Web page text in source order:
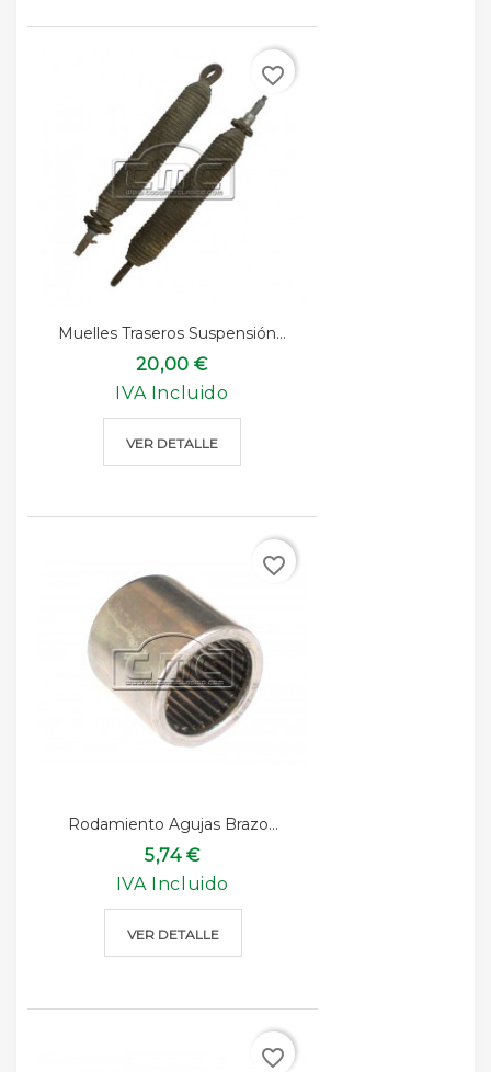
Muelles Traseros Suspensión...
20,00 €
IVA Incluido
VER DETALLE
favorite_border
Rodamiento Agujas Brazo...
5,74 €
IVA Incluido
VER DETALLE
favorite_border
favorite_border